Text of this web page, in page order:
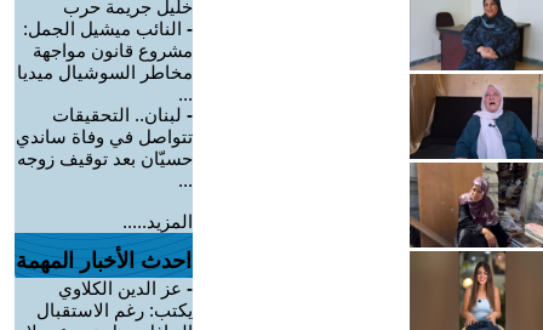
خليل جريمة حرب
- النائب ميشيل الجمل:
مشروع قانون مواجهة
مخاطر السوشيال ميديا
...
- لبنان.. التحقيقات
تتواصل في وفاة ساندي
حسيّان بعد توقيف زوجه
...
المزيد.....
احدث الأخبار المهمة
- عز الدين الكلاوي
يكتب: رغم الاستقبال